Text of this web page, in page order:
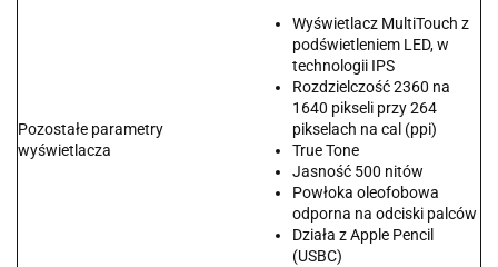
Pozostałe parametry
wyświetlacza
Wyświetlacz MultiTouch z
podświetleniem LED, w
technologii IPS
Rozdzielczość 2360 na
1640 pikseli przy 264
pikselach na cal (ppi)
True Tone
Jasność 500 nitów
Powłoka oleofobowa
odporna na odciski palców
Działa z Apple Pencil
(USBC)